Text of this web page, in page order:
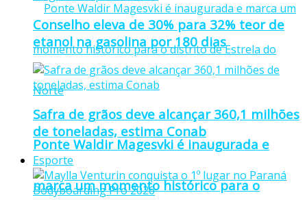
Ponte Waldir Magesvki é inaugurada e
marca um momento histórico para o
Conselho eleva de 30% para 32% teor de
etanol na gasolina por 180 dias
Safra de grãos deve alcançar 360,1 milhões
de toneladas, estima Conab
Esporte